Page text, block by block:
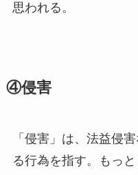
思われる。
④侵害
「侵害」は、法益侵
る行為を指す。もっ